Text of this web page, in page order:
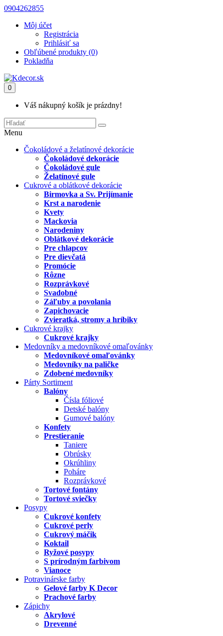
0904262855
Môj účet
Registrácia
Prihlásiť sa
Obľúbené produkty (0)
Pokladňa
0
Váš nákupný košík je prázdny!
Menu
Čokoládové a želatínové dekorácie
Čokoládové dekorácie
Čokoládové gule
Želatínové gule
Cukrové a oblátkové dekorácie
Birmovka a Sv. Prijímanie
Krst a narodenie
Kvety
Mackovia
Narodeniny
Oblátkové dekorácie
Pre chlapcov
Pre dievčatá
Promócie
Rôzne
Rozprávkové
Svadobné
Záľuby a povolania
Zapichovacie
Zvieratká, stromy a hríbiky
Cukrové krajky
Cukrové krajky
Medovníky a medovníkové omaľovánky
Medovníkové omaľovánky
Medovníky na paličke
Zdobené medovníky
Párty Sortiment
Balóny
Čísla fóliové
Detské balóny
Gumové balóny
Konfety
Prestieranie
Taniere
Obrúsky
Okrúhliny
Poháre
Rozprávkové
Tortové fontány
Tortové sviečky
Posypy
Cukrové konfety
Cukrové perly
Cukrový máčik
Koktail
Ryžové posypy
S prírodným farbivom
Vianoce
Potravinárske farby
Gelové farby K Decor
Prachové farby
Zápichy
Akrylové
Drevenné